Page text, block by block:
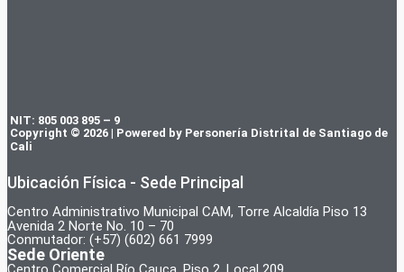
NIT: 805 003 895 – 9
Copyright © 2026 | Powered by Personería Distrital de Santiago de
Cali
Ubicación Física - Sede Principal
Centro Administrativo Municipal CAM, Torre Alcaldía Piso 13
Avenida 2 Norte No. 10 – 70
Conmutador: (+57) (602) 661 7999
Sede Oriente